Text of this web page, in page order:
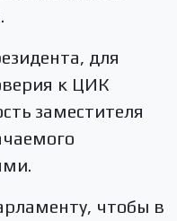
для
к ЦИК
заместителя
чтобы в